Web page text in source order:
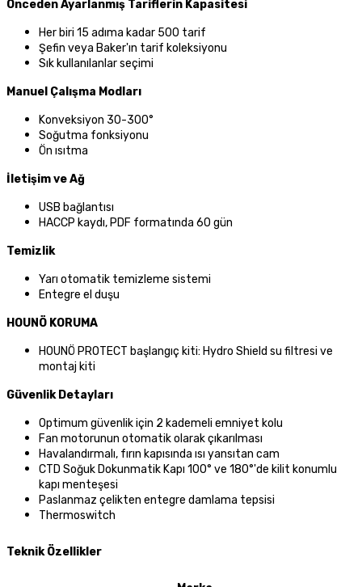
Önceden Ayarlanmış Tariflerin Kapasitesi
Her biri 15 adıma kadar 500 tarif
Şefin veya Baker'ın tarif koleksiyonu
Sık kullanılanlar seçimi
Manuel Çalışma Modları
Konveksiyon 30-300°
Soğutma fonksiyonu
Ön ısıtma
İletişim ve Ağ
USB bağlantısı
HACCP kaydı, PDF formatında 60 gün
Temizlik
Yarı otomatik temizleme sistemi
Entegre el duşu
HOUNÖ KORUMA
HOUNÖ PROTECT başlangıç kiti: Hydro Shield su filtresi ve
montaj kiti
Güvenlik Detayları
Optimum güvenlik için 2 kademeli emniyet kolu
Fan motorunun otomatik olarak çıkarılması
Havalandırmalı, fırın kapısında ısı yansıtan cam
CTD Soğuk Dokunmatik Kapı 100° ve 180°'de kilit konumlu
kapı menteşesi
Paslanmaz çelikten entegre damlama tepsisi
Thermoswitch
Teknik Özellikler